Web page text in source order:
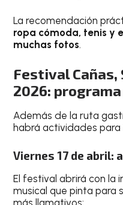
La recomendación
ropa cómoda, tenis y
muchas fotos.
Festival Cañas,
2026:
Además de la ruta
habrá actividades
Viernes 17 de abril:
El festival abrirá con la
musical que pinta para
más llamativos: